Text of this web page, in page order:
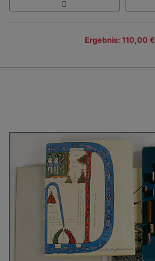
Ergebnis: 110,00 €